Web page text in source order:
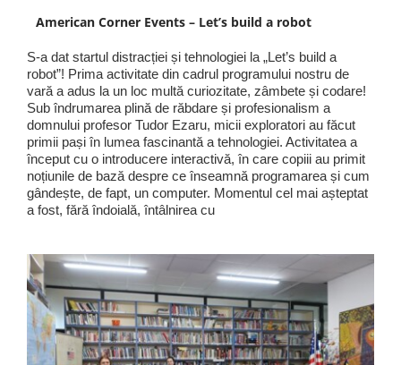
American Corner Events – Let’s build a robot
S-a dat startul distracției și tehnologiei la „Let’s build a
robot”! Prima activitate din cadrul programului nostru de
vară a adus la un loc multă curiozitate, zâmbete și codare!
Sub îndrumarea plină de răbdare și profesionalism a
domnului profesor Tudor Ezaru, micii exploratori au făcut
primii pași în lumea fascinantă a tehnologiei. Activitatea a
început cu o introducere interactivă, în care copiii au primit
noțiunile de bază despre ce înseamnă programarea și cum
gândește, de fapt, un computer. Momentul cel mai așteptat
a fost, fără îndoială, întâlnirea cu